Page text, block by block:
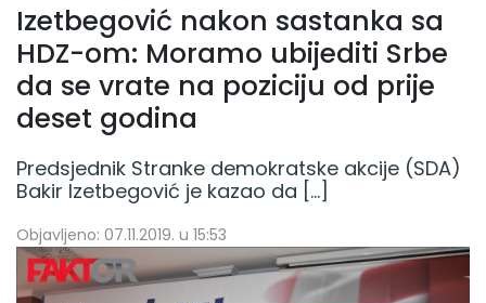
Izetbegović nakon sastanka sa
HDZ-om: Moramo ubijediti Srbe
da se vrate na poziciju od prije
deset godina
Predsjednik Stranke demokratske akcije (SDA)
Bakir Izetbegović je kazao da […]
Objavljeno: 07.11.2019. u 15:53